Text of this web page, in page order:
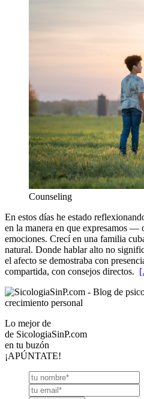
Counseling
En estos días he estado
en la manera en que expresamos —
emociones. Crecí en una familia
natural. Donde hablar alto no
el afecto se demostraba con
compartida, con consejos directos.
Lo mejor de
de SicologiaSinP.com
en tu buzón
¡APÚNTATE!